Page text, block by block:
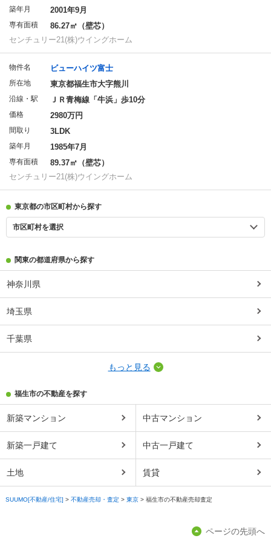
築年月 2001年9月
専有面積
86.27㎡（壁芯）
センチュリー21(株)ウイングホーム
物件名 ビューハイツ富士
所在地 東京都福生市大字熊川
沿線・駅 ＪＲ青梅線「牛浜」歩10分
価格 2980万円
間取り 3LDK
築年月 1985年7月
専有面積
89.37㎡（壁芯）
センチュリー21(株)ウイングホーム
東京都の市区町村から探す
市区町村を選択
関東の都道府県から探す
神奈川県
埼玉県
千葉県
もっと見る
福生市の不動産を探す
新築マンション 中古マンション
新築一戸建て 中古一戸建て
土地 賃貸
SUUMO[不動産/住宅] > 不動産売却・査定 > 東京 > 福生市の不動産売却査定
ページの先頭へ